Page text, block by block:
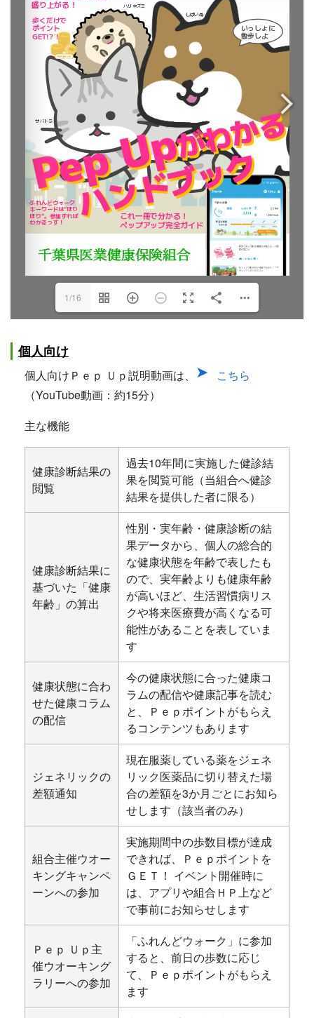
1/16
個人向け
個人向けＰｅｐ Ｕｐ説明動画は、
こちら
（YouTube動画：約15分）
主な機能
健康診断結果の
閲覧
過去10年間に実施した健診結
果を閲覧可能（当組合へ健診
結果を提供した者に限る）
健康診断結果に
基づいた「健康
年齢」の算出
性別・実年齢・健康診断の結
果データから、個人の総合的
な健康状態を年齢で表したも
ので、実年齢よりも健康年齢
が高いほど、生活習慣病リス
クや将来医療費が高くなる可
能性があることを表していま
す
健康状態に合わ
せた健康コラム
の配信
今の健康状態に合った健康コ
ラムの配信や健康記事を読む
と、Ｐｅｐポイントがもらえ
るコンテンツもあります
ジェネリックの
差額通知
現在服薬している薬をジェネ
リック医薬品に切り替えた場
合の差額を3か月ごとにお知ら
せします（該当者のみ）
組合主催ウオー
キングキャンペ
ーンへの参加
実施期間中の歩数目標が達成
できれば、Ｐｅｐポイントを
ＧＥＴ！ イベント開催時に
は、アプリや組合ＨＰ上など
で事前にお知らせします
Ｐｅｐ Ｕｐ主
催ウオーキング
ラリーへの参加
「ふれんどウォーク」に参加
すると、前日の歩数に応じ
て、Ｐｅｐポイントがもらえ
ます